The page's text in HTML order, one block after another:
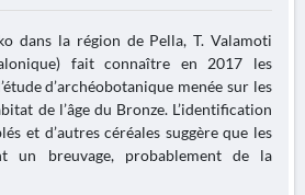
dans la région de Pella, T. Valamoti
fait connaître en 2017 les
d’archéobotanique menée sur les
de l’âge du Bronze. L’identification
et d’autres céréales suggère que les
un breuvage, probablement de la